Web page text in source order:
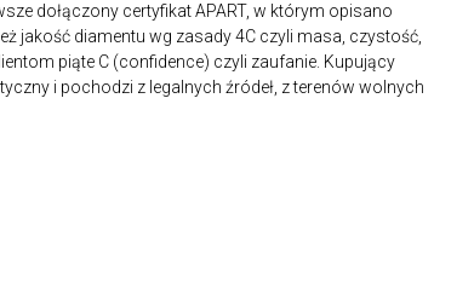
dołączony certyfikat APART, w którym opisano
jakość diamentu wg zasady 4C czyli masa, czystość,
piąte C (confidence) czyli zaufanie. Kupujący
i pochodzi z legalnych źródeł, z terenów wolnych